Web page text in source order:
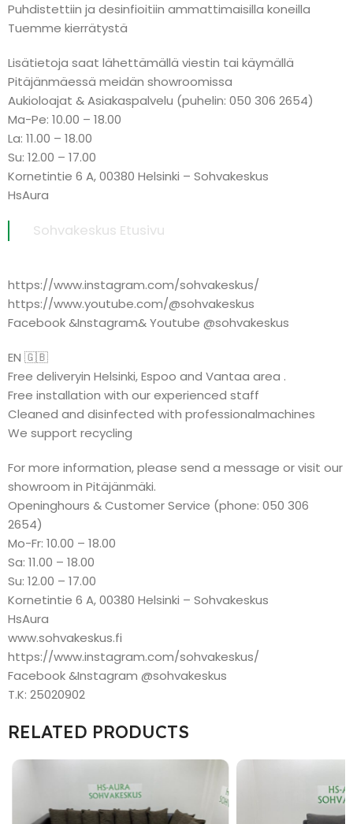
Puhdistettiin ja desinfioitiin ammattimaisilla koneilla
Tuemme kierrätystä
Lisätietoja saat lähettämällä viestin tai käymällä
Pitäjänmäessä meidän showroomissa
Aukioloajat & Asiakaspalvelu (puhelin: 050 306 2654)
Ma-Pe: 10.00 – 18.00
La: 11.00 – 18.00
Su: 12.00 – 17.00
Kornetintie 6 A, 00380 Helsinki – Sohvakeskus
HsAura
Sohvakeskus Etusivu
https://www.instagram.com/sohvakeskus/
https://www.youtube.com/@sohvakeskus
Facebook &Instagram& Youtube @sohvakeskus
EN 🇬🇧
Free deliveryin Helsinki, Espoo and Vantaa area .
Free installation with our experienced staff
Cleaned and disinfected with professionalmachines
We support recycling
For more information, please send a message or visit our
showroom in Pitäjänmäki.
Openinghours & Customer Service (phone: 050 306
2654)
Mo-Fr: 10.00 – 18.00
Sa: 11.00 – 18.00
Su: 12.00 – 17.00
Kornetintie 6 A, 00380 Helsinki – Sohvakeskus
HsAura
www.sohvakeskus.fi
https://www.instagram.com/sohvakeskus/
Facebook &Instagram @sohvakeskus
T.K: 25020902
RELATED PRODUCTS